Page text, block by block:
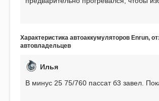
использования не было ни единой
EFB 75. Судя по характеристикам, он
превосходит предыдущую модель.
Характеристика автоаккумуляторов Enrun,
автовладельцев
Илья
В минус 25 75/760 пассат б3 завел.